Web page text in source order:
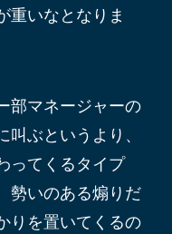
重いなとなりま
部マネージャーの
ぶというより、
ってくるタイプ
勢いのある煽りだ
りを置いてくるの